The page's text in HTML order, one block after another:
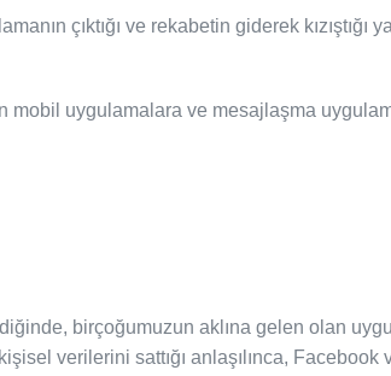
çıktığı ve rekabetin giderek
mobil uygulamalara ve mesajlaşma
birçoğumuzun aklına gelen olan
verilerini sattığı anlaşılınca,